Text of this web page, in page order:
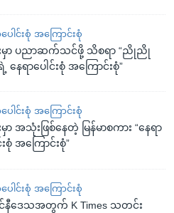
ပေါင်းစုံ အကြောင်းစုံ
မှာ ပညာဆက်သင်ဖို့ သိစရာ “ညိုညို
ေရာပေါင်းစုံ အကြောင်းစုံ”
ပေါင်းစုံ အကြောင်းစုံ
ာ အသုံးဖြစ်နေတဲ့ မြန်မာစကား “နေရာ
းစုံ အကြောင်းစုံ”
ပေါင်းစုံ အကြောင်းစုံ
နီဒေသအတွက် K Times သတင်း